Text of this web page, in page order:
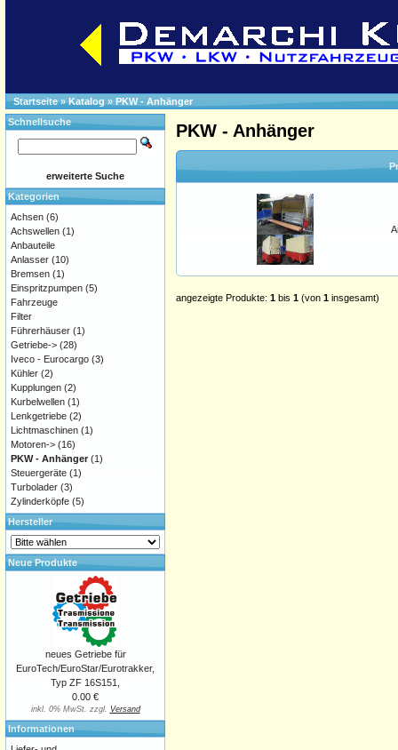
Startseite»Katalog » PKW - Anhänger
PKW - Anhänger
angezeigte Produkte: 1 bis 1 (von 1 insgesamt)
Schnellsuche
erweiterte Suche
Kategorien
Achsen (6)
Achswellen (1)
Anbauteile
Anlasser (10)
Bremsen (1)
Einspritzpumpen (5)
Fahrzeuge
Filter
Führerhäuser (1)
Getriebe-> (28)
Iveco - Eurocargo (3)
Kühler (2)
Kupplungen (2)
Kurbelwellen (1)
Lenkgetriebe (2)
Lichtmaschinen (1)
Motoren-> (16)
PKW - Anhänger (1)
Steuergeräte (1)
Turbolader (3)
Zylinderköpfe (5)
Hersteller
Neue Produkte
neues Getriebe für
EuroTech/EuroStar/Eurotrakker,
Typ ZF 16S151,
0.00 €
inkl. 0% MwSt. zzgl. Versand
Informationen